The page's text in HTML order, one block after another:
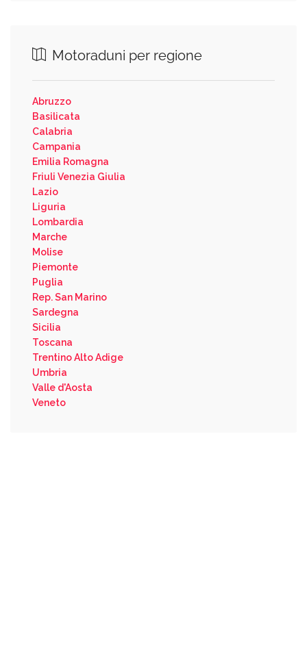
Motoraduni per regione
Abruzzo
Basilicata
Calabria
Campania
Emilia Romagna
Friuli Venezia Giulia
Lazio
Liguria
Lombardia
Marche
Molise
Piemonte
Puglia
Rep. San Marino
Sardegna
Sicilia
Toscana
Trentino Alto Adige
Umbria
Valle d'Aosta
Veneto